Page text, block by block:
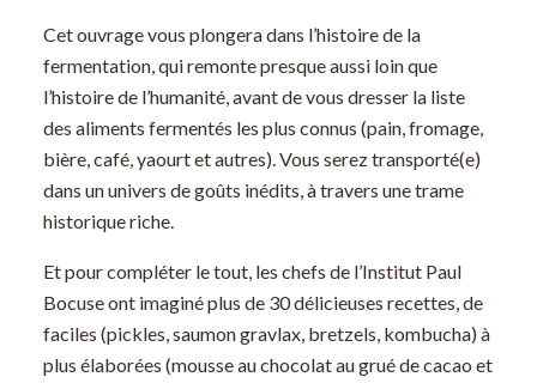
Cet ouvrage vous plongera dans l’histoire de la
fermentation, qui remonte presque aussi loin que
l’histoire de l’humanité, avant de vous dresser la liste
des aliments fermentés les plus connus (pain, fromage,
bière, café, yaourt et autres). Vous serez transporté(e)
dans un univers de goûts inédits, à travers une trame
historique riche.
Et pour compléter le tout, les chefs de l’Institut Paul
Bocuse ont imaginé plus de 30 délicieuses recettes, de
faciles (pickles, saumon gravlax, bretzels, kombucha) à
plus élaborées (mousse au chocolat au grué de cacao et